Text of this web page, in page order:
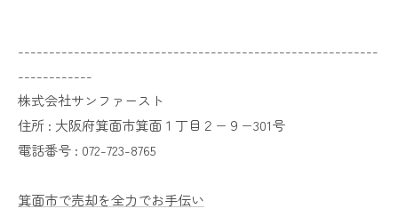
----------------------------------------------------------
------------
株式会社サンファースト
住所 : 大阪府箕面市箕面１丁目２−９−301号
電話番号 : 072-723-8765
箕面市で売却を全力でお手伝い